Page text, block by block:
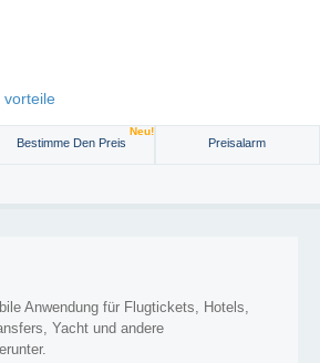
vorteile
Bestimme Den Preis
Neu!
Preisalarm
Anwendung für Flugtickets, Hotels,
Yacht und andere